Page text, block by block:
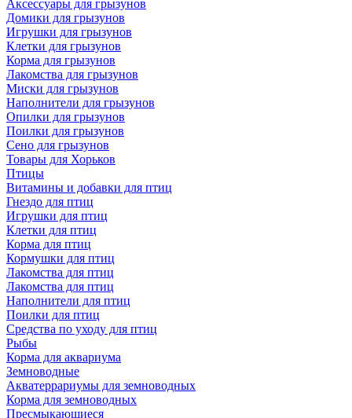
Аксессуары для грызунов
Домики для грызунов
Игрушки для грызунов
Клетки для грызунов
Корма для грызунов
Лакомства для грызунов
Миски для грызунов
Наполнители для грызунов
Опилки для грызунов
Поилки для грызунов
Сено для грызунов
Товары для Хорьков
Птицы
Витамины и добавки для птиц
Гнездо для птиц
Игрушки для птиц
Клетки для птиц
Корма для птиц
Кормушки для птиц
Лакомства для птиц
Лакомства для птиц
Наполнители для птиц
Поилки для птиц
Средства по уходу для птиц
Рыбы
Корма для аквариума
Земноводные
Акватеррариумы для земноводных
Корма для земноводных
Пресмыкающиеся